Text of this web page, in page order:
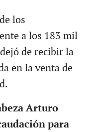
los
a los 183 mil
de recibir la
en la venta de
Arturo
para